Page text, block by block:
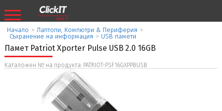
Начало > Лаптопи, Компютри & Периферия >
Съхранение на информация > USB памети
Памет Patriot Xporter Pulse USB 2.0 16GB
Каталожен № на продукта: PATRIOT-PSF16GXPPBUSB